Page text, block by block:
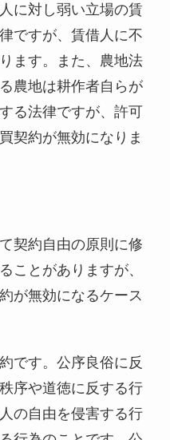
に対し弱い立場の賃
ですが、賃借人に不
ます。また、農地法
農地は耕作者自らが
る法律ですが、許可
契約が無効になりま
契約自由の原則に修
ことがありますが、
が無効になるケース
です。公序良俗に反
序や道徳に反する行
の自由を侵害する行